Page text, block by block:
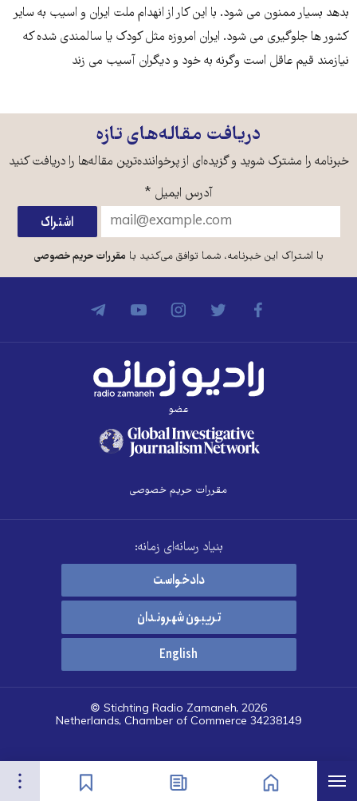
فهرست نشان‌گذاشته‌ها
بدهد بسیار ممنون می شود. با این کار از انهدام ملت ایران و اسیب به سایر
کشور ها جلوگیری می شود. ایران امروزه مثل کودک یا سالمندی شده که
نیازمند قیم عاقل است وگرنه به خود و دیگران آسیب می زند
دریافت مقاله‌های تازه
خبرنامه را مشترک شوید و گزیده‌ای از پرخواننده‌ترین مقاله‌ها را دریافت کنید
آدرس ایمیل *
با اشتراک این خبرنامه، شما توافق می‌کنید بامقررات حریم خصوصی
عضو
مقررات حریم خصوصی
بنیاد رسانه‌ای زمانه:
دادخواست
تریبون شهروندان
English
© Stichting Radio Zamaneh, 2026
Netherlands, Chamber of Commerce 34238149